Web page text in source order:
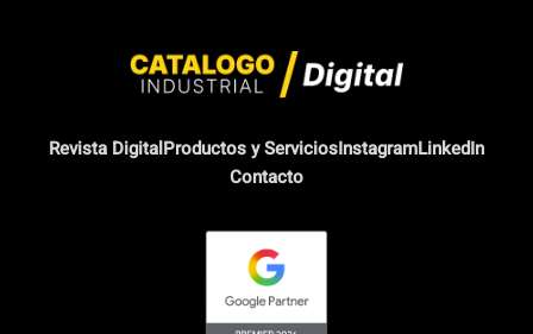
Revista DigitalProductos y ServiciosInstagramLinkedIn
Contacto